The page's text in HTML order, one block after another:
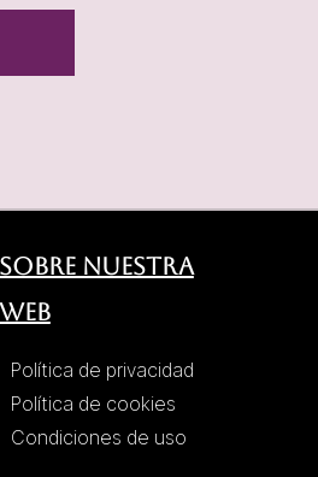
Sobre nuestra
web
Política de privacidad
Política de cookies
Condiciones de uso